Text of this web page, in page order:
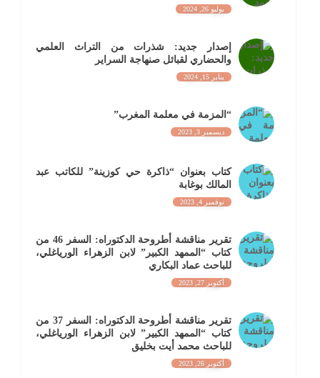
يوليو 26, 2024
إصدار جديد: شذرات من التراث العلمي
والحضاري لقبائل صنهاجة السراير
يناير 15, 2024
“المزمة في معلمة المغرب”
ديسمبر 3, 2023
كتاب بعنوان “ذاكرة حي كوزينة” للكاتب عبد
المالك بوغابة
نوفمبر 4, 2023
تقرير مناقشة أطروحة الدكتوراه: السفر 46 من
كتاب “الممهد الكبير” لابن الزهراء الورياغلي،
للباحث عماد البكاري
أكتوبر 27, 2023
تقرير مناقشة أطروحة الدكتوراه: السفر 37 من
كتاب “الممهد الكبير” لابن الزهراء الورياغلي،
للباحث محمد أيت بخليق
أكتوبر 26, 2023